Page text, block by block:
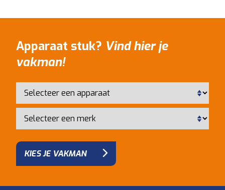
Apparaat stuk? Vind hier je
vakman!
KIES JE VAKMAN